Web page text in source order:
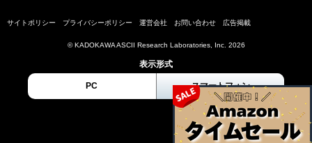
サイトポリシー プライバシーポリシー 運営会社 お問い合わせ 広告掲載
© KADOKAWA ASCII Research Laboratories, Inc. 2026
表示形式
PC スマートフォン